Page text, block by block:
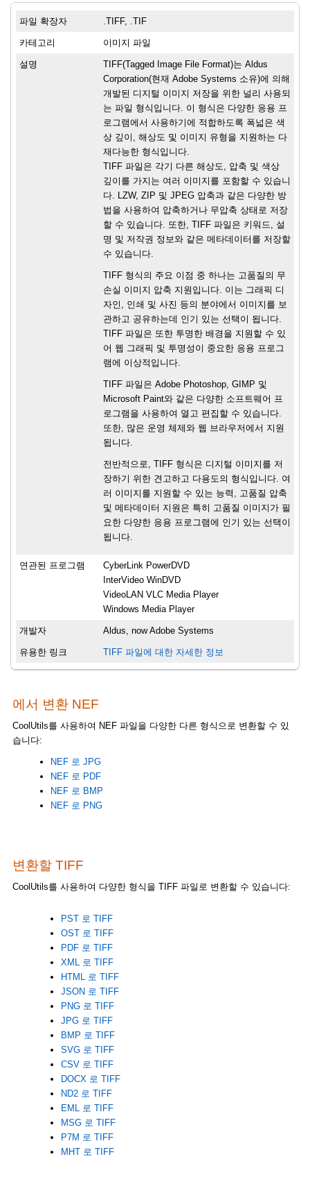
파일 확장자 .TIFF, .TIF
카테고리 이미지 파일
설명
TIFF(Tagged Image File Format)는 Aldus
Corporation(현재 Adobe Systems 소유)에 의해
개발된 디지털 이미지 저장을 위한 널리 사용되
는 파일 형식입니다. 이 형식은 다양한 응용 프
로그램에서 사용하기에 적합하도록 폭넓은 색
상 깊이, 해상도 및 이미지 유형을 지원하는 다
재다능한 형식입니다.
TIFF 파일은 각기 다른 해상도, 압축 및 색상
깊이를 가지는 여러 이미지를 포함할 수 있습니
다. LZW, ZIP 및 JPEG 압축과 같은 다양한 방
법을 사용하여 압축하거나 무압축 상태로 저장
할 수 있습니다. 또한, TIFF 파일은 키워드, 설
명 및 저작권 정보와 같은 메타데이터를 저장할
수 있습니다.
TIFF 형식의 주요 이점 중 하나는 고품질의 무
손실 이미지 압축 지원입니다. 이는 그래픽 디
자인, 인쇄 및 사진 등의 분야에서 이미지를 보
관하고 공유하는데 인기 있는 선택이 됩니다.
TIFF 파일은 또한 투명한 배경을 지원할 수 있
어 웹 그래픽 및 투명성이 중요한 응용 프로그
램에 이상적입니다.
TIFF 파일은 Adobe Photoshop, GIMP 및
Microsoft Paint와 같은 다양한 소프트웨어 프
로그램을 사용하여 열고 편집할 수 있습니다.
또한, 많은 운영 체제와 웹 브라우저에서 지원
됩니다.
전반적으로, TIFF 형식은 디지털 이미지를 저
장하기 위한 견고하고 다용도의 형식입니다. 여
러 이미지를 지원할 수 있는 능력, 고품질 압축
및 메타데이터 지원은 특히 고품질 이미지가 필
요한 다양한 응용 프로그램에 인기 있는 선택이
됩니다.
연관된 프로그램
CyberLink PowerDVD
InterVideo WinDVD
VideoLAN VLC Media Player
Windows Media Player
개발자 Aldus, now Adobe Systems
유용한 링크 TIFF 파일에 대한 자세한 정보
에서 변환 NEF
CoolUtils를 사용하여 NEF 파일을 다양한 다른 형식으로 변환할 수 있
습니다:
NEF 로 JPG
NEF 로 PDF
NEF 로 BMP
NEF 로 PNG
변환할 TIFF
CoolUtils를 사용하여 다양한 형식을 TIFF 파일로 변환할 수 있습니다:
PST 로 TIFF
OST 로 TIFF
PDF 로 TIFF
XML 로 TIFF
HTML 로 TIFF
JSON 로 TIFF
PNG 로 TIFF
JPG 로 TIFF
BMP 로 TIFF
SVG 로 TIFF
CSV 로 TIFF
DOCX 로 TIFF
ND2 로 TIFF
EML 로 TIFF
MSG 로 TIFF
P7M 로 TIFF
MHT 로 TIFF